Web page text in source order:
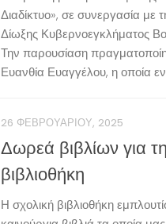
Διαδίκτυο», σε συνεργασία με
Δίωξης Κυβερνοεγκλήματος
Την παρουσίαση
Ευανθία Ευαγγέλου, η οποία
26 ΦΕΒΡΟΥΑΡΊΟΥ, 2025
Δωρεά βιβλίων για
βιβλιοθήκη
Η σχολική βιβλιοθήκη